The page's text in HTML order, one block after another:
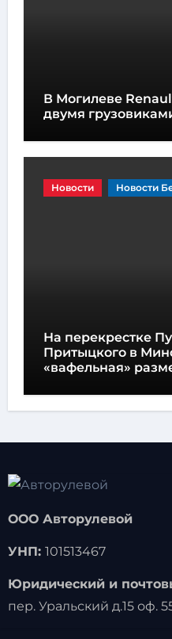
В Могилеве
двумя
Новости Новости
На перекрестке
Притыцкого в
«вафельная»
ООО Авторулевой
УНП: 101513467
Юридический и
пер. Уральский д.15 оф.